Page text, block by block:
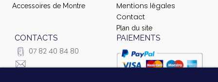
Accessoires de Montre
Mentions légales
Contact
Plan du site
CONTACTS
07 82 40 84 80
PAIEMENTS